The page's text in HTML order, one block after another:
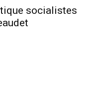
socialistes